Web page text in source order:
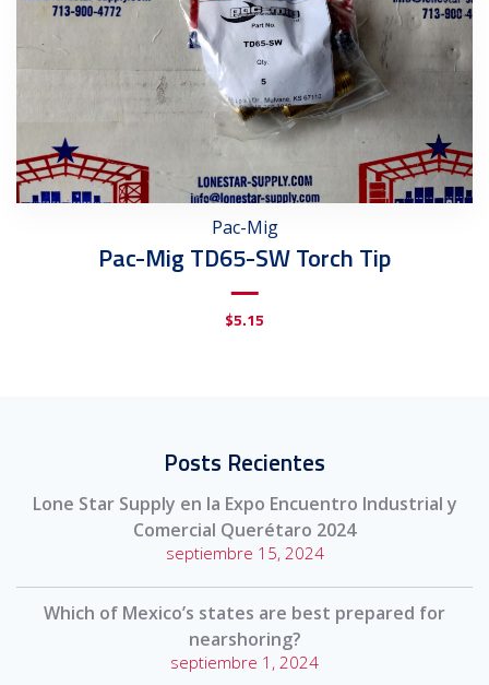
Pac-Mig
Pac-Mig TD65-SW Torch Tip
$5.15
Posts Recientes
Lone Star Supply en la Expo Encuentro Industrial y
Comercial Querétaro 2024
septiembre 15, 2024
Which of Mexico’s states are best prepared for
nearshoring?
septiembre 1, 2024